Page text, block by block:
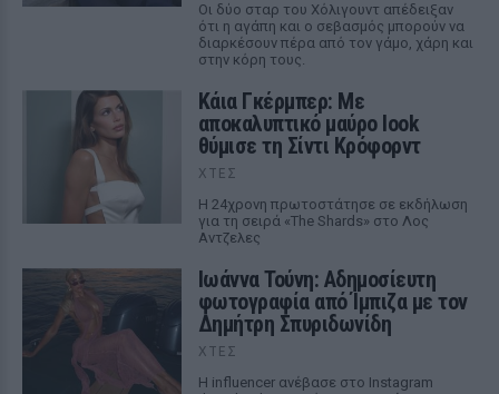
Οι δύο σταρ του Χόλιγουντ απέδειξαν
ότι η αγάπη και ο σεβασμός μπορούν να
διαρκέσουν πέρα από τον γάμο, χάρη και
στην κόρη τους.
Κάια Γκέρμπερ: Με
αποκαλυπτικό μαύρο look
θύμισε τη Σίντι Κρόφορντ
ΧΤΕΣ
Η 24χρονη πρωτοστάτησε σε εκδήλωση
για τη σειρά «The Shards» στο Λος
Αντζελες
Ιωάννα Τούνη: Αδημοσίευτη
φωτογραφία από Ίμπιζα με τον
Δημήτρη Σπυριδωνίδη
ΧΤΕΣ
Η influencer ανέβασε στο Instagram